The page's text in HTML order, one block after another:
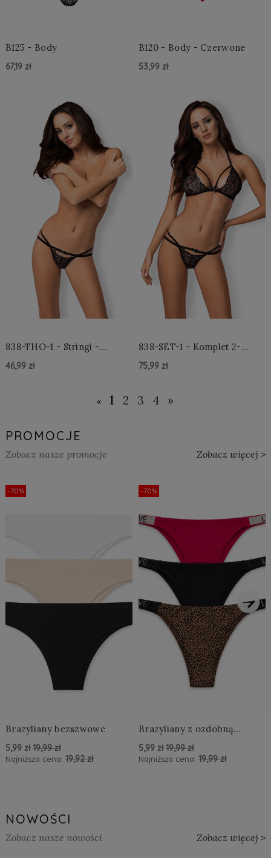
B125 - Body
67,19 zł
B120 - Body - Czerwone
53,99 zł
838-THO-1 - Stringi -
46,99 zł
838-SET-1 - Komplet 2-
75,99 zł
Do Koszyka »
« 1 2 3 4 »
PROMOCJE
Zobacz nasze promocje Zobacz więcej >
Brazyliany bezszwowe
5,99 zł 19,99 zł
Najniższa cena: 19,92 zł
-70%
Brazyliany z ozdobną
5,99 zł 19,99 zł
Najniższa cena: 19,99 zł
-70%
›
NOWOŚCI
Zobacz nasze nowości Zobacz więcej >